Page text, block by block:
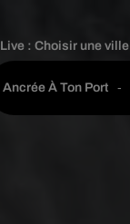
Live :Choisir une ville
Ancrée À Ton Port -